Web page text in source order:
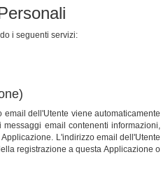
i seguenti servizi:
dell'Utente viene automaticamente
email contenenti informazioni,
L'indirizzo email dell'Utente
registrazione a questa Applicazione o